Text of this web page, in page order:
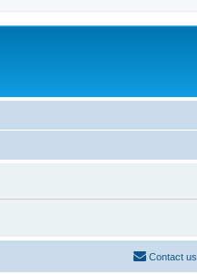
Contact us